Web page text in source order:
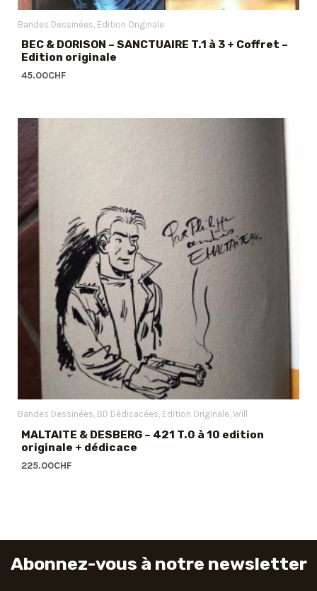
Bandes Dessinées Edition Originale
BEC & DORISON – SANCTUAIRE T.1 à 3 + Coffret –
Edition originale
45.00CHF
Bandes Dessinées BD Dédicacées Edition Originale Will
MALTAITE & DESBERG – 421 T.0 à 10 edition
originale + dédicace
225.00CHF
Abonnez-vous à notre newsletter